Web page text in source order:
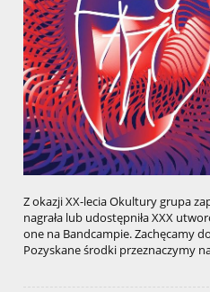
Z okazji XX-lecia Okultury grupa
nagrała lub udostępniła XXX
one na Bandcampie. Zachęcamy
Pozyskane środki przeznaczymy